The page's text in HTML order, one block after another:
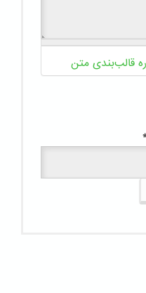
قالب‌بندی متن